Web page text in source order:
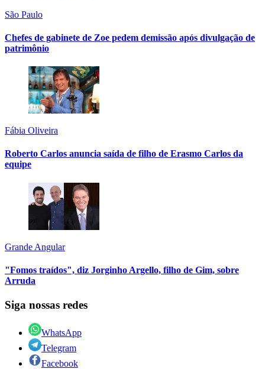
São Paulo
Chefes de gabinete de Zoe pedem demissão após divulgação de
patrimônio
Fábia Oliveira
Roberto Carlos anuncia saída de filho de Erasmo Carlos da
equipe
Grande Angular
"Fomos traídos", diz Jorginho Argello, filho de Gim, sobre
Arruda
Siga nossas redes
WhatsApp
Telegram
Facebook